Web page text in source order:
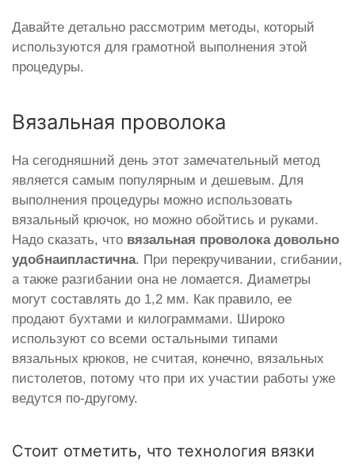
Давайте детально рассмотрим методы, который
используются для грамотной выполнения этой
процедуры.
Вязальная проволока
На сегодняшний день этот замечательный метод
является самым популярным и дешевым. Для
выполнения процедуры можно использовать
вязальный крючок, но можно обойтись и руками.
Надо сказать, что вязальная проволока довольно
удобнаипластична. При перекручивании, сгибании,
а также разгибании она не ломается. Диаметры
могут составлять до 1,2 мм. Как правило, ее
продают бухтами и килограммами. Широко
используют со всеми остальными типами
вязальных крюков, не считая, конечно, вязальных
пистолетов, потому что при их участии работы уже
ведутся по-другому.
Стоит отметить, что технология вязки